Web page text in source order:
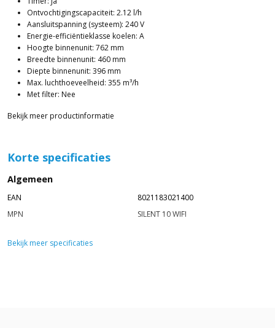
Ontvochtigingscapaciteit: 2.12 l/h
Aansluitspanning (systeem): 240 V
Energie-efficiëntieklasse koelen: A
Hoogte binnenunit: 762 mm
Breedte binnenunit: 460 mm
Diepte binnenunit: 396 mm
Max. luchthoeveelheid: 355 m³/h
Met filter: Nee
Bekijk meer productinformatie
Korte specificaties
Algemeen
EAN
8021183021400
MPN
SILENT 10 WIFI
Bekijk meer specificaties